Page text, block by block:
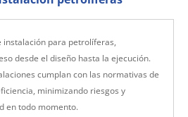
instalación para petrolíferas,
desde el diseño hasta la ejecución.
cumplan con las normativas de
minimizando riesgos y
en todo momento.